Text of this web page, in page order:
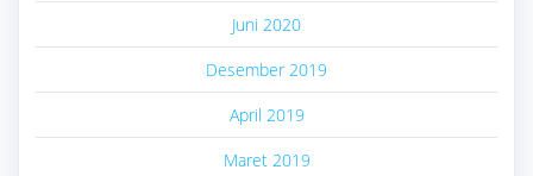
Juni 2020
Desember 2019
April 2019
Maret 2019